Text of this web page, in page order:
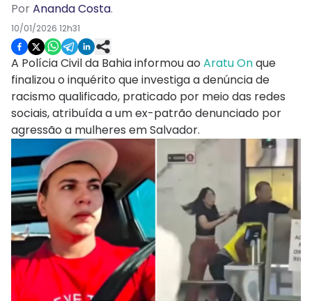
PorAnanda Costa.
10/01/2026 12h31
A Polícia Civil da Bahia informou ao Aratu Onque
finalizou o inquérito que investiga a denúncia de
racismo qualificado, praticado por meio das redes
sociais, atribuída a um ex-patrão denunciado por
agressão a mulheres em Salvador.